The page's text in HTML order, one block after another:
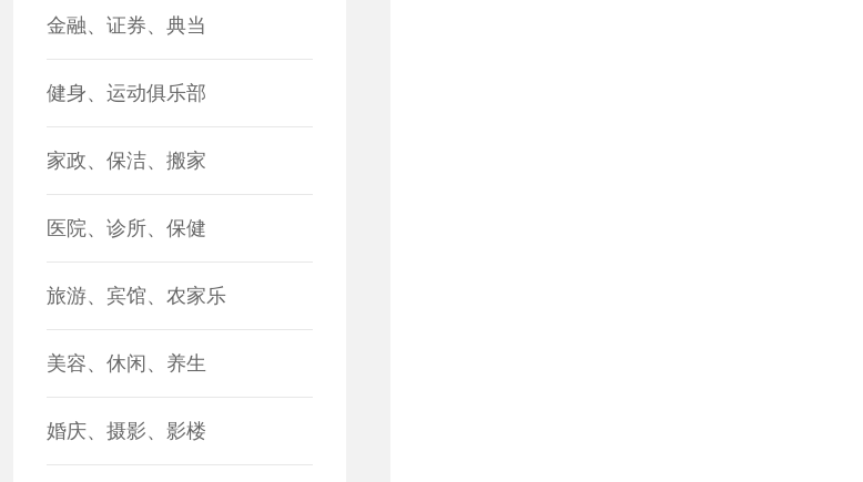
金融、证券、典当
健身、运动俱乐部
家政、保洁、搬家
医院、诊所、保健
旅游、宾馆、农家乐
美容、休闲、养生
婚庆、摄影、影楼